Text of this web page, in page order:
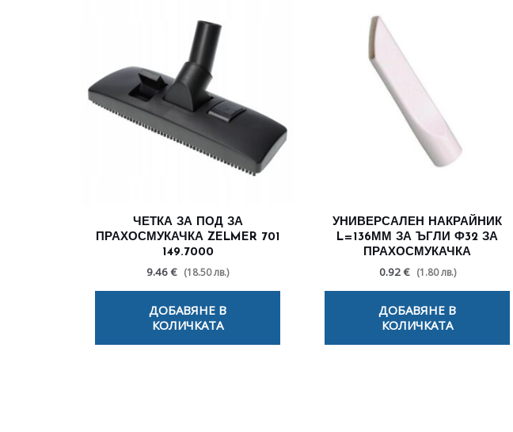
ЧЕТКА ЗА ПОД ЗА
ПРАХОСМУКАЧКА ZELMER 701
149.7000
9.46 € (18.50 лв.)
ДОБАВЯНЕ В
КОЛИЧКАТА
УНИВЕРСАЛЕН НАКРАЙНИК
L=136ММ ЗА ЪГЛИ Ф32 ЗА
ПРАХОСМУКАЧКА
0.92 € (1.80 лв.)
ДОБАВЯНЕ В
КОЛИЧКАТА